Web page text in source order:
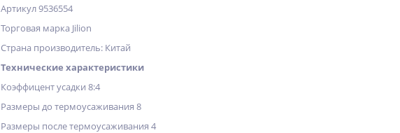
Артикул 9536554
Торговая марка Jilion
Страна производитель: Китай
Технические характеристики
Коэффицент усадки 8:4
Размеры до термоусаживания 8
Размеры после термоусаживания 4